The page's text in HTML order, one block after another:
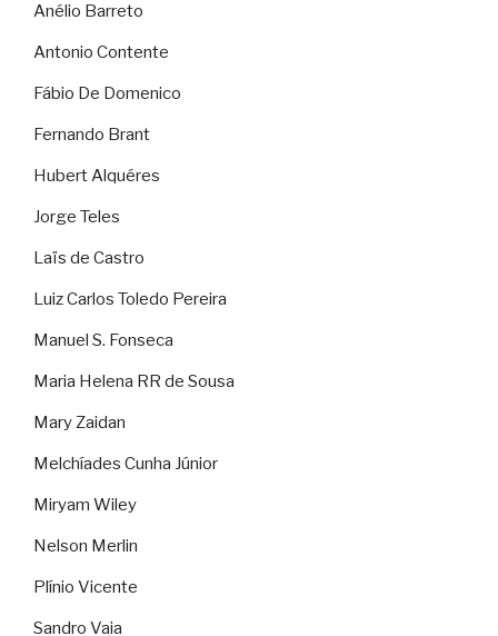
Anélio Barreto
Antonio Contente
Fábio De Domenico
Fernando Brant
Hubert Alquéres
Jorge Teles
Laïs de Castro
Luiz Carlos Toledo Pereira
Manuel S. Fonseca
Maria Helena RR de Sousa
Mary Zaidan
Melchíades Cunha Júnior
Miryam Wiley
Nelson Merlin
Plínio Vicente
Sandro Vaia